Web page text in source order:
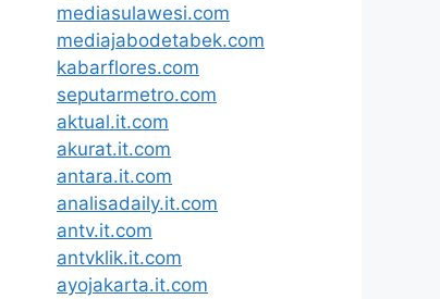
mediasulawesi.com
mediajabodetabek.com
kabarflores.com
seputarmetro.com
aktual.it.com
akurat.it.com
antara.it.com
analisadaily.it.com
antv.it.com
antvklik.it.com
ayojakarta.it.com